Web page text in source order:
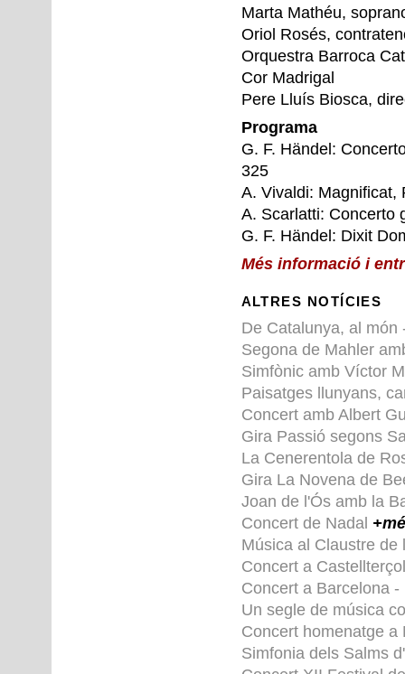
Marta Mathéu,
Oriol Rosés,
Orquestra Barroca
Cor Madrigal
Pere Lluís Biosca,
Programa
G. F. Händel:
325
A. Vivaldi: Magnificat,
A. Scarlatti: Concerto
G. F. Händel: Dixit
Més informació i
ALTRES NOTÍCIES
De Catalunya, al
Segona de Mahler
Simfònic amb Víctor
Paisatges llunyans,
Concert amb Albert
Gira Passió segons
La Cenerentola de
Gira La Novena de
Joan de l'Ós amb la
Concert de Nadal
Música al Claustre de
Concert a
Concert a Barcelona
Un segle de música
Concert homenatge
Simfonia dels Salms